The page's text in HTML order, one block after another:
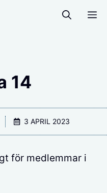
14
3 APRIL 2023
för medlemmar i